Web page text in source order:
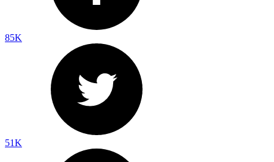
85K
51K